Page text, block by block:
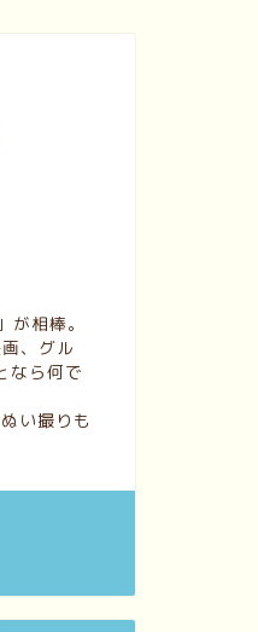
相棒。
、グル
なら何で
い撮りも